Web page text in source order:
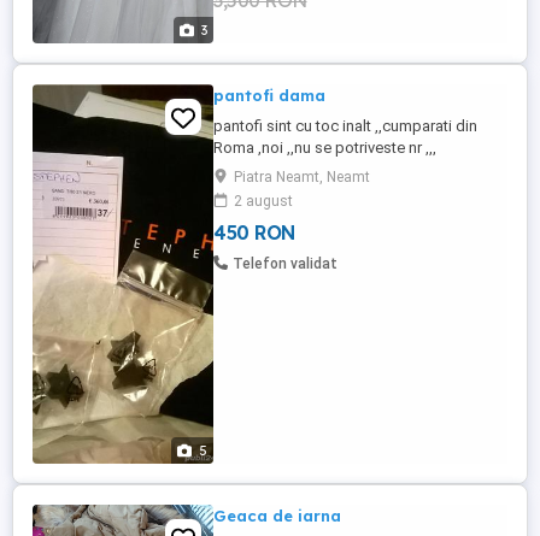
3
5
pantofi dama
pantofi sint cu toc inalt ,,cumparati din
Roma ,noi ,,nu se potriveste nr ,,,
Piatra Neamt, Neamt
2 august
450 RON
Telefon validat
Geaca de iarna